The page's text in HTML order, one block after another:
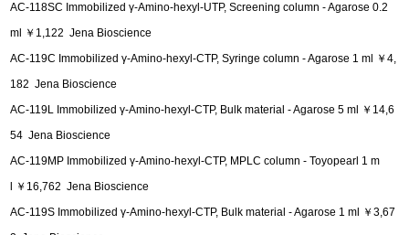
AC-118SC Immobilized γ-Amino-hexyl-UTP, Screening column - Agarose 0.2
ml ￥1,122 Jena Bioscience
AC-119C Immobilized γ-Amino-hexyl-CTP, Syringe column - Agarose 1 ml ￥4,
182 Jena Bioscience
AC-119L Immobilized γ-Amino-hexyl-CTP, Bulk material - Agarose 5 ml ￥14,6
54 Jena Bioscience
AC-119MP Immobilized γ-Amino-hexyl-CTP, MPLC column - Toyopearl 1 m
l ￥16,762 Jena Bioscience
AC-119S Immobilized γ-Amino-hexyl-CTP, Bulk material - Agarose 1 ml ￥3,67